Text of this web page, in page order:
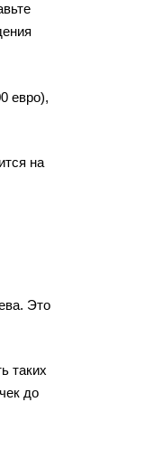
евро),
на
Это
таких
до